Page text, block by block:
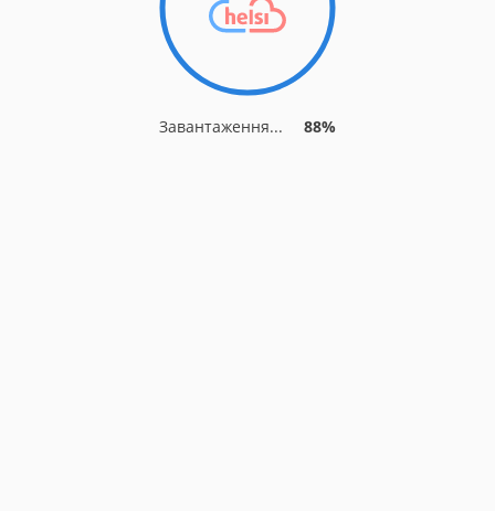
Завантаження... 93%